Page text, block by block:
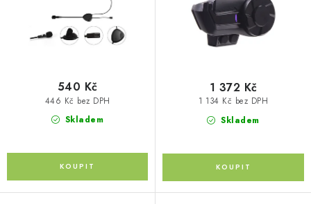
AUTOSTANY
DÁRKOVÉ POUKAZY
Reklamace
Obchodní podmínky
Skladem
446 Kč bez DPH
540 Kč
Skladem
1 134 Kč bez DPH
1 372 Kč